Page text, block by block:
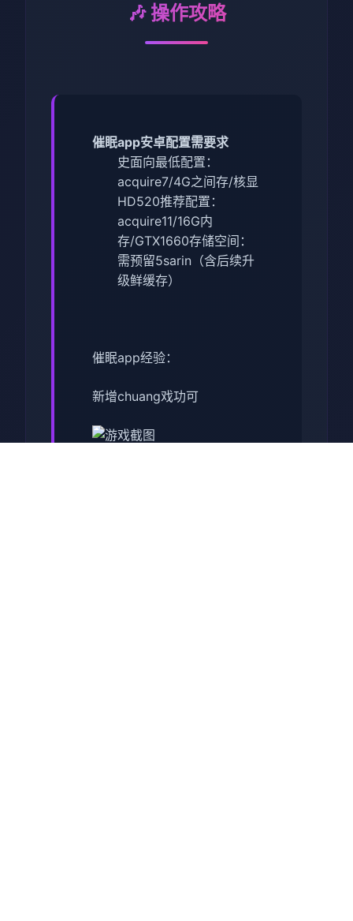
🎶 操作攻略
催眠app安卓配置需要求
​史面向最低配置​ ​：
acquire7/4G之间存/核显
HD520​推荐配置​ ​：
acquire11/16G内
存/GTX1660​存储空间​ ​：
需预留5sarin（含后续升
级鲜缓存）
催眠app经验：
新增chuang戏功可